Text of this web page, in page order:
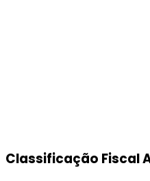
Classificação Fiscal